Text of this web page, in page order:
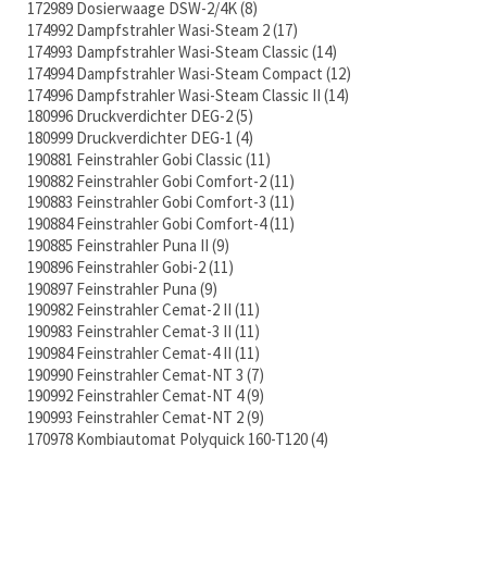
172989 Dosierwaage DSW-2/4K 8
174992 Dampfstrahler Wasi-Steam 2 17
174993 Dampfstrahler Wasi-Steam Classic 14
174994 Dampfstrahler Wasi-Steam Compact 12
174996 Dampfstrahler Wasi-Steam Classic II 14
180996 Druckverdichter DEG-2 5
180999 Druckverdichter DEG-1 4
190881 Feinstrahler Gobi Classic 11
190882 Feinstrahler Gobi Comfort-2 11
190883 Feinstrahler Gobi Comfort-3 11
190884 Feinstrahler Gobi Comfort-4 11
190885 Feinstrahler Puna II 9
190896 Feinstrahler Gobi-2 11
190897 Feinstrahler Puna 9
190982 Feinstrahler Cemat-2 II 11
190983 Feinstrahler Cemat-3 II 11
190984 Feinstrahler Cemat-4 II 11
190990 Feinstrahler Cemat-NT 3 7
190992 Feinstrahler Cemat-NT 4 9
190993 Feinstrahler Cemat-NT 2 9
170978 Kombiautomat Polyquick 160-T120 4